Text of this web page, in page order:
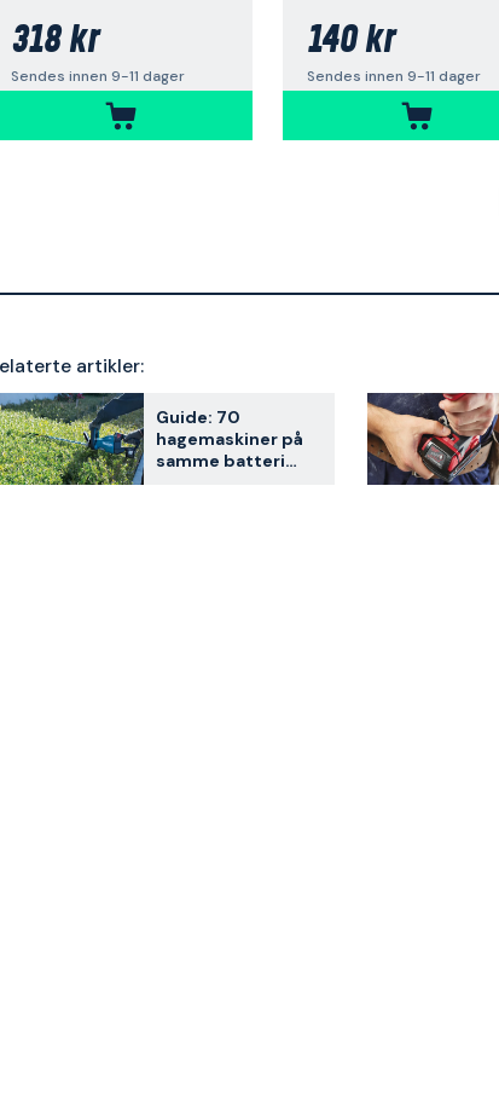
318 kr
Sendes innen 9-11 dager
140 kr
Sendes innen 9-11 dager
artikler:
Guide: 70
hagemaskiner på
samme batteri